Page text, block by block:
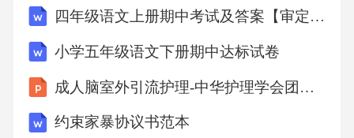
相应的责任，包括但不限于赔偿甲方因此遭受
的损失、按照服务费用总额的%向甲方支付违约
金等。六、争议解决本协议的签订、履行、解
释及争议解决均适用中华人民共和国法律。双
方在履行本协议过程中如发生争议，应首先通
四年级语文上册期中考试及答案【审定版】
小学五年级语文下册期中达标试卷
成人脑室外引流护理-中华护理学会团体标准（2026版）深度解读
约束家暴协议书范本